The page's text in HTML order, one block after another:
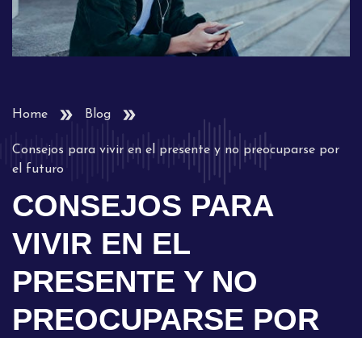
Home Blog
Consejos para vivir en el presente y no preocuparse por
el futuro
CONSEJOS PARA
VIVIR EN EL
PRESENTE Y NO
PREOCUPARSE POR